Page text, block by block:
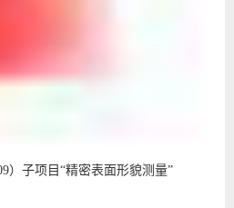
）子项目“精密表面形貌测量”